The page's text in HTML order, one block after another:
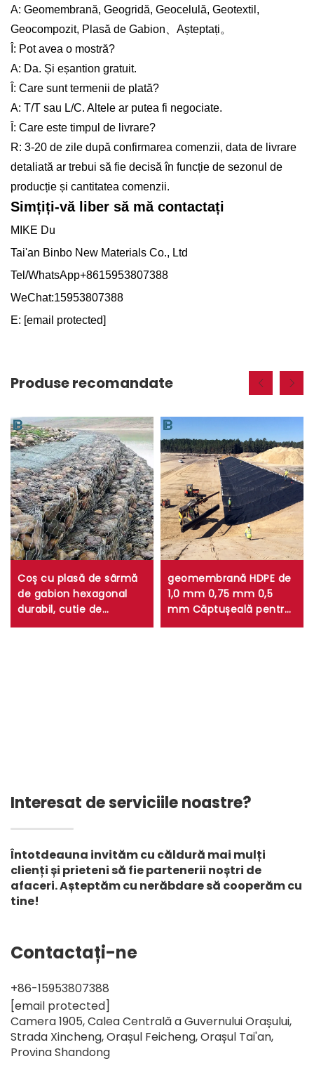
A: Geomembrană, Geogridă, Geocelulă, Geotextil,
Geocompozit, Plasă de Gabion、Așteptați。
Î: Pot avea o mostră?
A: Da. Și eșantion gratuit.
Î: Care sunt termenii de plată?
A: T/T sau L/C. Altele ar putea fi negociate.
Î: Care este timpul de livrare?
R: 3-20 de zile după confirmarea comenzii, data de livrare
detaliată ar trebui să fie decisă în funcție de sezonul de
producție și cantitatea comenzii.
Simțiți-vă liber să mă contactați
MIKE Du
Tai'an Binbo New Materials Co., Ltd
Tel/WhatsApp+8615953807388
WeChat:15953807388
E: [email protected]
Produse recomandate
Coș cu plasă de sârmă
de gabion hexagonal
durabil, cutie de
gabioane cu plasă
geomembrană HDPE de
1,0 mm 0,75 mm 0,5
mm Căptușeală pentru
iaz de fermă de creveți
Interesat de serviciile noastre?
Întotdeauna invităm cu căldură mai mulți
clienți și prieteni să fie partenerii noștri de
afaceri. Așteptăm cu nerăbdare să cooperăm cu
tine!
Contactați-ne
+86-15953807388
[email protected]
Camera 1905, Calea Centrală a Guvernului Orașului,
Strada Xincheng, Orașul Feicheng, Orașul Tai'an,
Provina Shandong